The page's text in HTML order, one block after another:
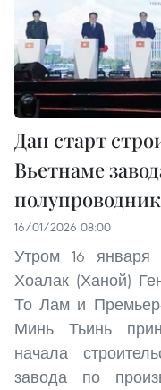
Дан старт
Вьетнаме
16/01/2026 08:00
Утром 16 января
Хоалак (Ханой)
То Лам и
Минь Тьинь
начала
завода по